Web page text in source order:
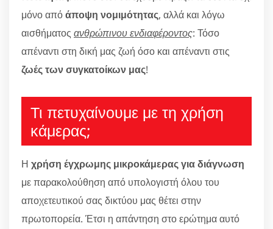
μόνο απόάποψη νομιμότητας, αλλά και λόγω
αισθήματος ανθρώπινου ενδιαφέροντος: Τόσο
απέναντι στη δική μας ζωή όσο και απέναντι στις
ζωές των συγκατοίκων μας!
Τι πετυχαίνουμε με τη χρήση
κάμερας;
Η χρήση έγχρωμης μικροκάμερας για διάγνωση
με παρακολούθηση από υπολογιστή όλου του
αποχετευτικού σας δικτύου μας θέτει στην
πρωτοπορεία. Έτσι η απάντηση στο ερώτημα αυτό